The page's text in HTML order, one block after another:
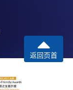
返回页首